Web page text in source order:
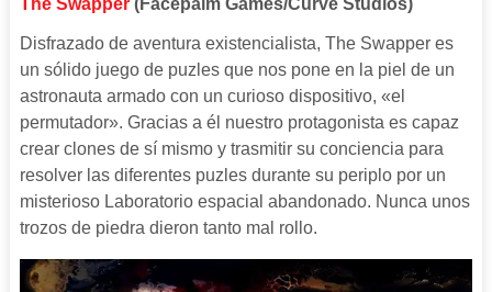
Disfrazado de aventura existencialista, The Swapper es
un sólido juego de puzles que nos pone en la piel de un
astronauta armado con un curioso dispositivo, «el
permutador». Gracias a él nuestro protagonista es capaz
crear clones de sí mismo y trasmitir su conciencia para
resolver las diferentes puzles durante su periplo por un
misterioso Laboratorio espacial abandonado. Nunca unos
trozos de piedra dieron tanto mal rollo.